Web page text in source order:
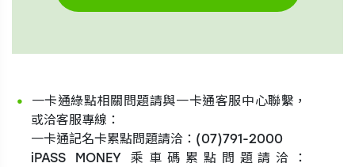
一卡通綠點相關問題請與一卡通客服中心聯繫，
或洽客服專線：
一卡通記名卡累點問題請洽：(07)791-2000
iPASS MONEY 乘車碼累點問題請洽：